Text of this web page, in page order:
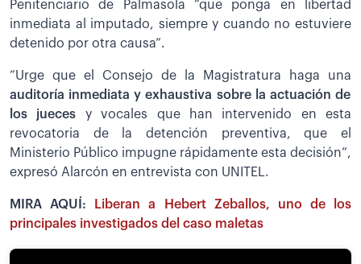
Penitenciario de Palmasola “que ponga en libertad
inmediata al imputado, siempre y cuando no estuviere
detenido por otra causa”.
“Urge que el Consejo de la Magistratura haga una
auditoría inmediata y exhaustiva sobre la actuación de
los jueces y vocales que han intervenido en esta
revocatoria de la detención preventiva, que el
Ministerio Público impugne rápidamente esta decisión”,
expresó Alarcón en entrevista con UNITEL.
MIRA AQUÍ:
Liberan a Hebert Zeballos, uno de los
principales investigados del caso maletas